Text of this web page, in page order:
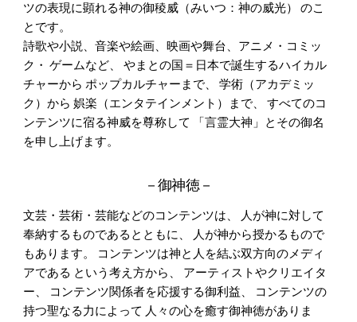
ツの表現に顕れる神の御稜威（みいつ：神の威光） のこ
とです。
詩歌や小説、音楽や絵画、映画や舞台、アニメ・コミッ
ク・ ゲームなど、 やまとの国＝日本で誕生するハイカル
チャーから ポップカルチャーまで、 学術（アカデミッ
ク）から 娯楽（エンタテインメント）まで、 すべてのコ
ンテンツに宿る神威を尊称して 「言霊大神」とその御名
を申し上げます。
－御神徳－
文芸・芸術・芸能などのコンテンツは、 人が神に対して
奉納するものであるとともに、 人が神から授かるもので
もあります。 コンテンツは神と人を結ぶ双方向のメディ
アである という考え方から、 アーティストやクリエイタ
ー、 コンテンツ関係者を応援する御利益、 コンテンツの
持つ聖なる力によって 人々の心を癒す御神徳がありま